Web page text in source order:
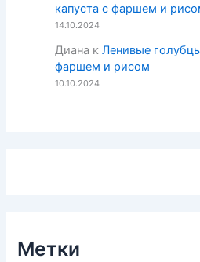
капуста с фаршем и
14.10.2024
Диана к Ленивые
фаршем и рисом
10.10.2024
Метки